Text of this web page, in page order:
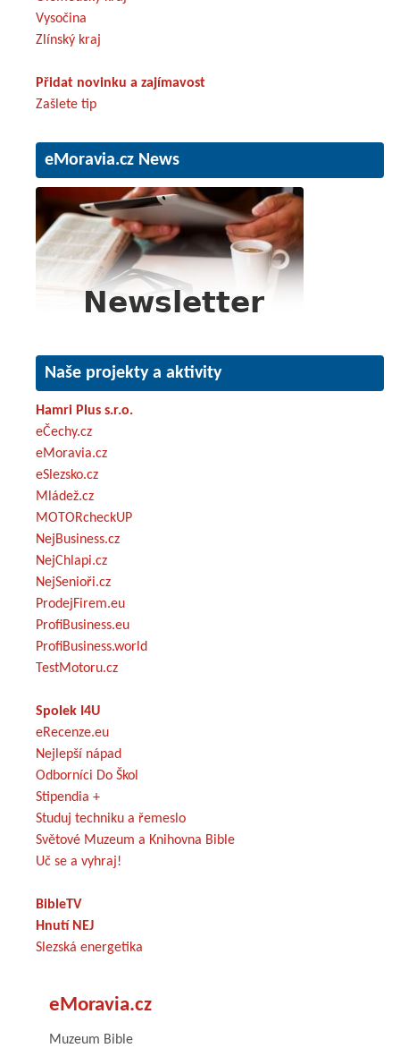
Vysočina
Zlínský kraj
Přidat novinku a zajímavost
Zašlete tip
eMoravia.cz News
Naše projekty a aktivity
Hamri Plus s.r.o.
eČechy.cz
eMoravia.cz
eSlezsko.cz
Mládež.cz
MOTORcheckUP
NejBusiness.cz
NejChlapi.cz
NejSenioři.cz
ProdejFirem.eu
ProfiBusiness.eu
ProfiBusiness.world
TestMotoru.cz
Spolek I4U
eRecenze.eu
Nejlepší nápad
Odborníci Do Škol
Stipendia +
Studuj techniku a řemeslo
Světové Muzeum a Knihovna Bible
Uč se a vyhraj!
BibleTV
Hnutí NEJ
Slezská energetika
eMoravia.cz
Muzeum Bible